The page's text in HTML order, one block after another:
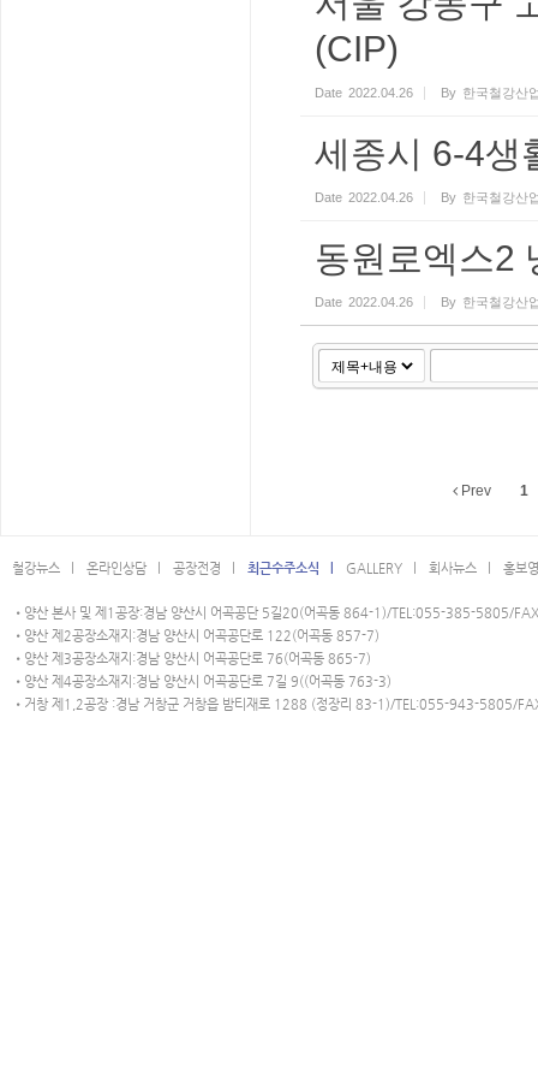
(CIP)
Date 2022.04.26 By 한국철강산
세종시 6-4생
Date 2022.04.26 By 한국철강산
동원로엑스2
Date 2022.04.26 By 한국철강산
Prev 1
철강뉴스 l 온라인상담 l 공장전경 l 최근수주소식 l GALLERY l 회사뉴스 l 홍보
•양산 본사 및 제1공장:경남 양산시 어곡공단 5길20(어곡동 864-1)/TEL:055-385-5805/
•양산 제2공장소재지:경남 양산시 어곡공단로 122(어곡동 857-7)
•양산 제3공장소재지:경남 양산시 어곡공단로 76(어곡동 865-7)
•양산 제4공장소재지:경남 양산시 어곡공단로 7길 9((어곡동 763-3)
•거창 제1,2공장 :경남 거창군 거창읍 밤티재로 1288 (정장리 83-1)/TEL:055-943-5805/